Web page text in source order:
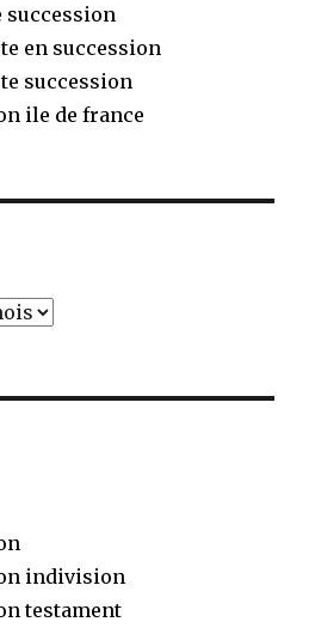
succession
en succession
succession
ile de france
indivision
testament